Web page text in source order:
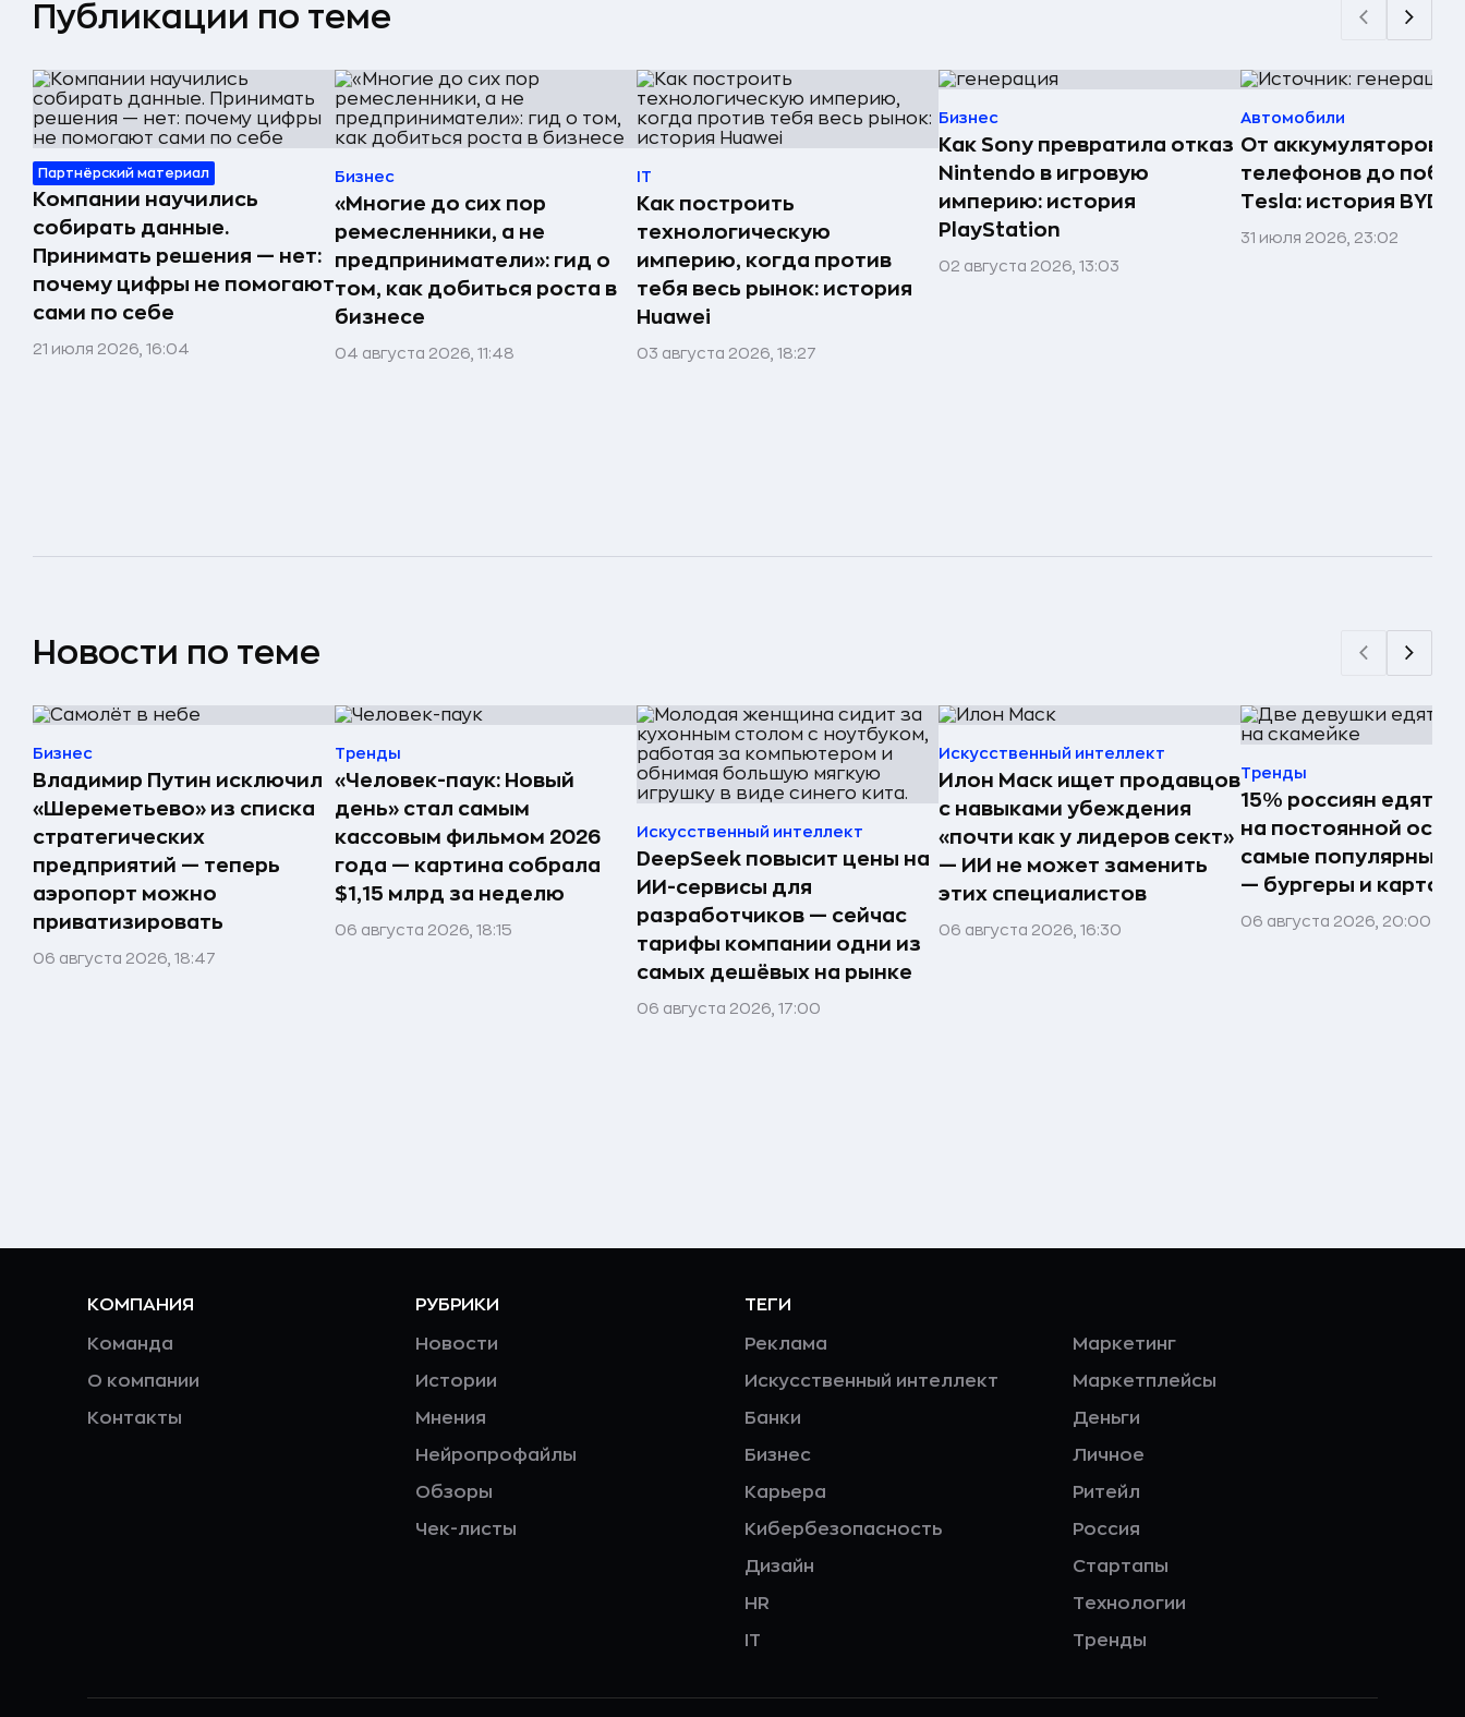
Публикации по теме
Партнёрский материал
Компании научились
собирать данные.
Принимать решения — нет:
почему цифры не помогают
сами по себе
21 июля 2026, 16:04
Бизнес
«Многие до сих пор
ремесленники, а не
предприниматели»: гид о
том, как добиться роста в
бизнесе
04 августа 2026, 11:48
IT
Как построить
технологическую
империю, когда против
тебя весь рынок: история
Huawei
03 августа 2026, 18:27
Бизнес
Как Sony превратила отказ
Nintendo в игровую
империю: история
PlayStation
02 августа 2026, 13:03
Автомобили
От аккумуляторов
телефонов до
Tesla: история BYD
31 июля 2026, 23:02
Новости по теме
Бизнес
Владимир Путин исключил
«Шереметьево» из списка
стратегических
предприятий — теперь
аэропорт можно
приватизировать
06 августа 2026, 18:47
Тренды
«Человек-паук: Новый
день» стал самым
кассовым фильмом 2026
года — картина собрала
$1,15 млрд за неделю
06 августа 2026, 18:15
Искусственный интеллект
DeepSeek повысит цены на
ИИ-сервисы для
разработчиков — сейчас
тарифы компании одни из
самых дешёвых на рынке
06 августа 2026, 17:00
Искусственный интеллект
Илон Маск ищет продавцов
с навыками убеждения
«почти как у лидеров сект»
— ИИ не может заменить
этих специалистов
06 августа 2026, 16:30
Тренды
15% россиян едят
на постоянной
самые популярные
— бургеры и
06 августа 2026, 20:00
КОМПАНИЯ
Команда
О компании
Контакты
РУБРИКИ
Новости
Истории
Мнения
Нейропрофайлы
Обзоры
Чек-листы
ТЕГИ
Реклама
Искусственный интеллект
Банки
Бизнес
Карьера
Кибербезопасность
Дизайн
HR
IT
Маркетинг
Маркетплейсы
Деньги
Личное
Ритейл
Россия
Стартапы
Технологии
Тренды